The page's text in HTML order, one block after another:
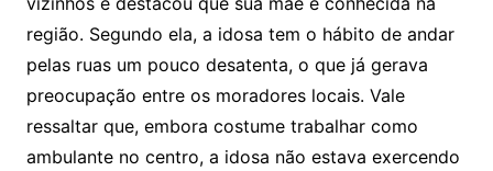
região. Segundo ela, a idosa tem o hábito de andar
pelas ruas um pouco desatenta, o que já gerava
preocupação entre os moradores locais. Vale
ressaltar que, embora costume trabalhar como
ambulante no centro, a idosa não estava exercendo